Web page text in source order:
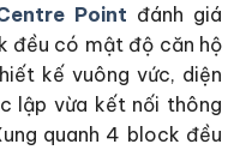
Point đánh giá
đều có mật độ căn hộ
kế vuông vức, diện
lập vừa kết nối thông
quanh 4 block đều